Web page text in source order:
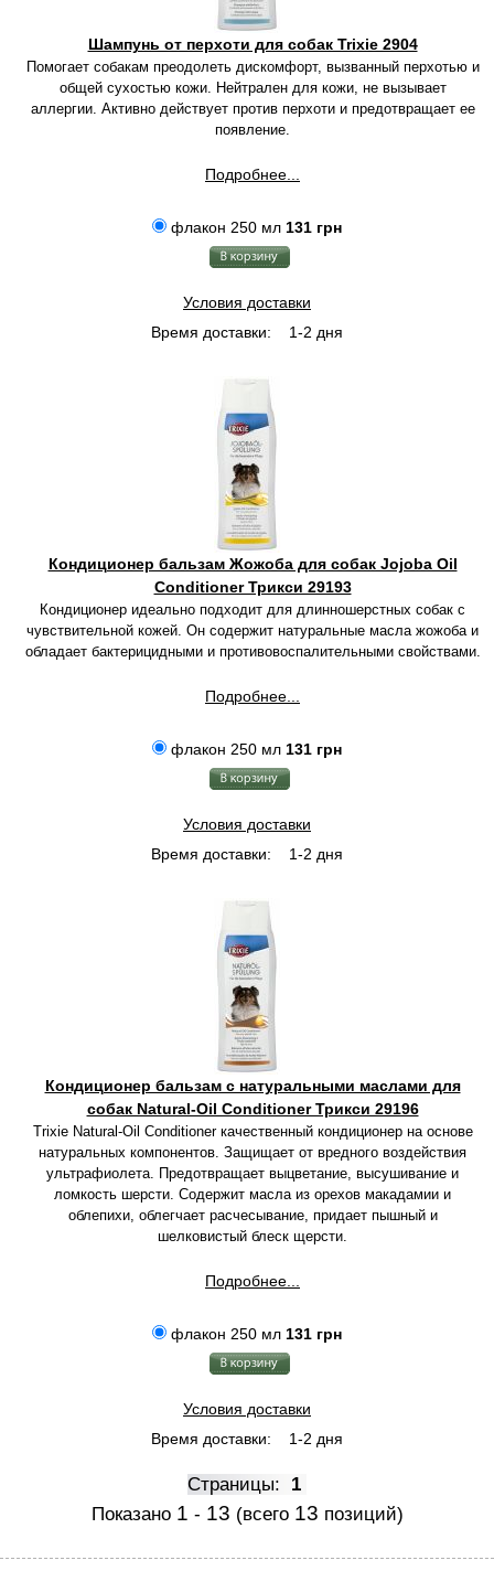
Шампунь от перхоти для собак Trixie 2904
Помогает собакам преодолеть дискомфорт, вызванный перхотью и
общей сухостью кожи. Нейтрален для кожи, не вызывает
аллергии. Активно действует против перхоти и предотвращает ее
появление.
Подробнее...
флакон 250 мл 131 грн
Условия доставки
Время доставки:
1-2 дня
Кондиционер бальзам Жожоба для собак Jojoba Oil
Conditioner Трикси 29193
Кондиционер идеально подходит для длинношерстных собак с
чувствительной кожей. Он содержит натуральные масла жожоба и
обладает бактерицидными и противовоспалительными свойствами.
Подробнее...
флакон 250 мл 131 грн
Условия доставки
Время доставки:
1-2 дня
Кондиционер бальзам с натуральными маслами для
собак Natural-Oil Conditioner Трикси 29196
Trixie Natural-Oil Conditioner качественный кондиционер на основе
натуральных компонентов. Защищает от вредного воздействия
ультрафиолета. Предотвращает выцветание, высушивание и
ломкость шерсти. Содержит масла из орехов макадамии и
облепихи, облегчает расчесывание, придает пышный и
шелковистый блеск щерсти.
Подробнее...
флакон 250 мл 131 грн
Условия доставки
Время доставки:
1-2 дня
Страницы: 1
Показано 1 - 13 (всего 13 позиций)